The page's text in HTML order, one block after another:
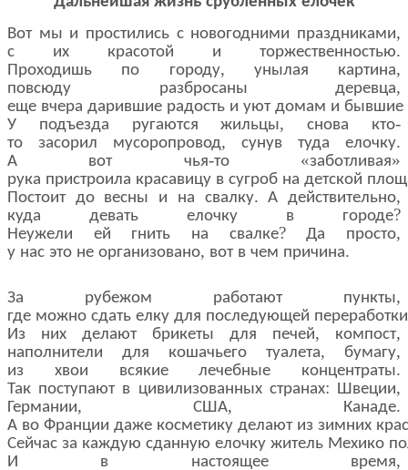
Вот мы и простились с новогодними праздниками,
с их красотой и торжественностью.
Проходишь по городу, унылая картина,
повсюду разбросаны деревца,
еще вчера дарившие радость и уют домам и бывшие
У
подъезда ругаются жильцы,снова кто-
то засорил мусоропровод, сунув туда елочку.
А вот чья-то«заботливая»
рука пристроила красавицу в сугроб на детской
Постоит до весны и на свалку.А действительно,
куда девать елочку в городе?
Неужели ей гнить на свалке?Да просто,
у нас это не организовано, вот в чем причина.
За рубежом работают пункты,
где можно сдать елку для последующей переработки
Из
них делают брикеты для печей, компост,
наполнители для кошачьего туалета, бумагу,
из хвои всякие лечебные концентраты.
Так поступают в цивилизованных странах: Швеции,
Германии, США, Канаде.
А во Франции даже косметику делают из зимних
Сейчас за каждую сданную елочку житель Мехико
И
в настоящее время,